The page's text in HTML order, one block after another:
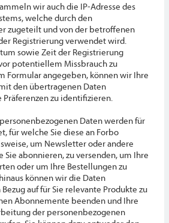
wir auch die IP-Adresse des
welche durch den
zugeteilt und von der betroffenen
Registrierung verwendet wird.
sowie Zeit der Registrierung
potentiellem Missbrauch zu
Formular angegeben, können wir Ihre
den übertragenen Daten
zu identifizieren.
Daten werden für
für welche Sie diese an Forbo
um Newsletter oder andere
abonnieren, zu versenden, um Ihre
oder um Ihre Bestellungen zu
können wir die Daten
auf für Sie relevante Produkte zu
Abonnemente beenden und Ihre
der personenbezogenen